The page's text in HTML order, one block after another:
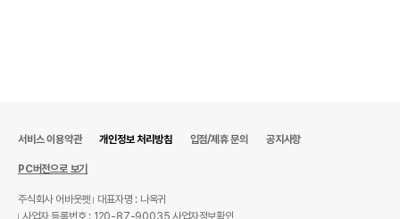
서비스 이용약관 개인정보 처리방침 입점/제휴 문의 공지사항
PC버전으로 보기
주식회사 어바웃펫
대표자명 : 나옥귀
사업자 등록번호 : 120-87-90035사업자정보확인